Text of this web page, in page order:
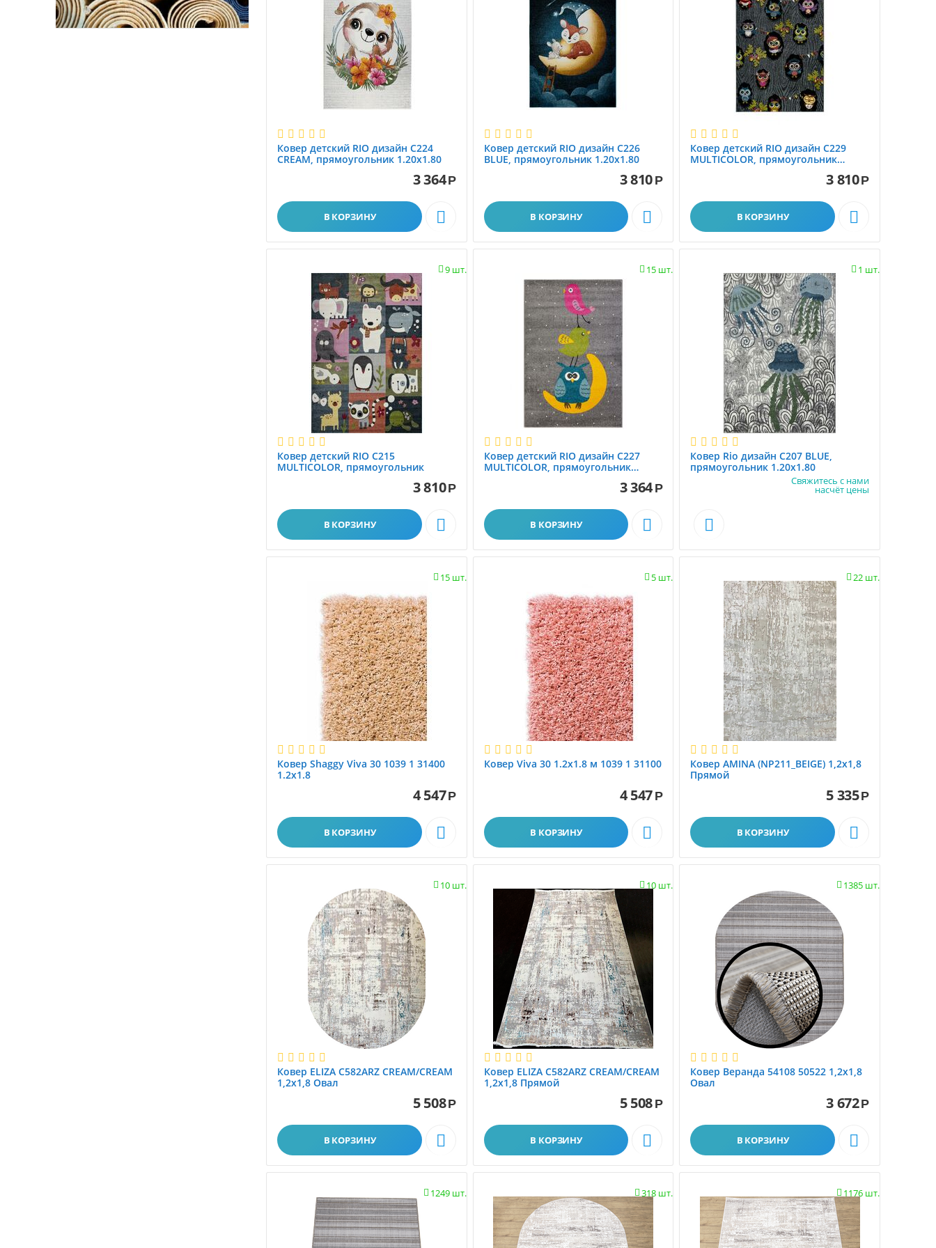
0.8x1.6
0.8x1.7
Ковер детский RIO дизайн C224
CREAM, прямоугольник 1.20x1.80
3 364Р
В КОРЗИНУ 
Ковер детский RIO дизайн C226
BLUE, прямоугольник 1.20x1.80
3 810 Р
В КОРЗИНУ 
Ковер детский RIO дизайн C229
MULTICOLOR, прямоугольник
3 810Р
В КОРЗИНУ 
9 шт.

Ковер детский RIO C215
MULTICOLOR, прямоугольник
3 810Р
В КОРЗИНУ 
15 шт.

Ковер детский RIO дизайн C227
MULTICOLOR, прямоугольник
3 364 Р
В КОРЗИНУ 
1 шт.

Ковер Rio дизайн C207 BLUE,
прямоугольник 1.20x1.80
Свяжитесь с нами
насчёт цены

15 шт.

Ковер Shaggy Viva 30 1039 1 31400
1.2x1.8
4 547Р
В КОРЗИНУ 
5 шт.

Ковер Viva 30 1.2x1.8 м 1039 1 31100
4 547 Р
В КОРЗИНУ 
22 шт.

Ковер AMINA (NP211_BEIGE) 1,2х1,8
Прямой
5 335Р
В КОРЗИНУ 
10 шт.

Ковер ELIZA C582ARZ CREAM/CREAM
1,2х1,8 Овал
5 508Р
В КОРЗИНУ 
10 шт.

Ковер ELIZA C582ARZ CREAM/CREAM
1,2х1,8 Прямой
5 508 Р
В КОРЗИНУ 
1385 шт.

Ковер Веранда 54108 50522 1,2х1,8
Овал
3 672Р
В КОРЗИНУ 
1249 шт.
 318 шт.
 1176 шт.
